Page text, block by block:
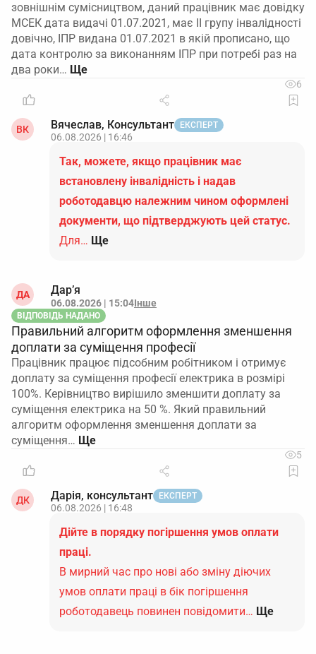
зовнішнім сумісництвом, даний працівник має довідку
МСЕК дата видачі 01.07.2021, має ІІ групу інвалідності
довічно, ІПР видана 01.07.2021 в якій прописано, що
дата контролю за виконанням ІПР при потребі раз на
два роки…
6
ВК Вячеслав, Консультант ЕКСПЕРТ
06.08.2026 | 16:46
Так, можете, якщо працівник має
встановлену інвалідність і надав
роботодавцю належним чином оформлені
документи, що підтверджують цей статус.
Для… Ще
ДА Дар’я
06.08.2026 | 15:04Інше
ВІДПОВІДЬ НАДАНО
Правильний алгоритм оформлення зменшення
доплати за суміщення професії
Працівник працює підсобним робітником і отримує
доплату за суміщення професії електрика в розмірі
100%. Керівництво вирішило зменшити доплату за
суміщення електрика на 50 %. Який правильний
алгоритм оформлення зменшення доплати за
суміщення…
5
ДК Дарія, консультант ЕКСПЕРТ
06.08.2026 | 16:48
Дійте в порядку погіршення умов оплати
праці.
В мирний час про нові або зміну діючих
умов оплати праці в бік погіршення
роботодавець повинен повідомити… Ще